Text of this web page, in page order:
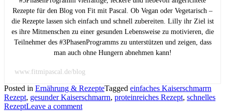
Rezepte für den Blog von Fit mit Pascal. Ob Vegan oder Vegetarisch –
die Rezepte lassen sich einfach und schnell zubereiten. Lilly ihr Ziel ist
es ihre Mitmenschen zu einer gesunden Lebensweise zu motivieren, die
Teilnehmer des #3PhasenProgramms zu unterstützen und zeigen, dass
man auch ohne Hungern abnehmen kann!
www.fitmipascal.de/blog
Posted in Ernährung & RezepteTagged einfaches Kaiserschmarrn
Rezept, gesunder Kaiserschmarrn, proteinreiches Rezept, schnelles
RezeptLeave a comment